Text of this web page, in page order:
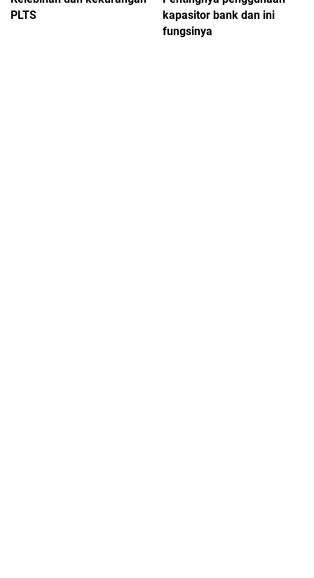
PLTS
kapasitor bank dan ini
fungsinya